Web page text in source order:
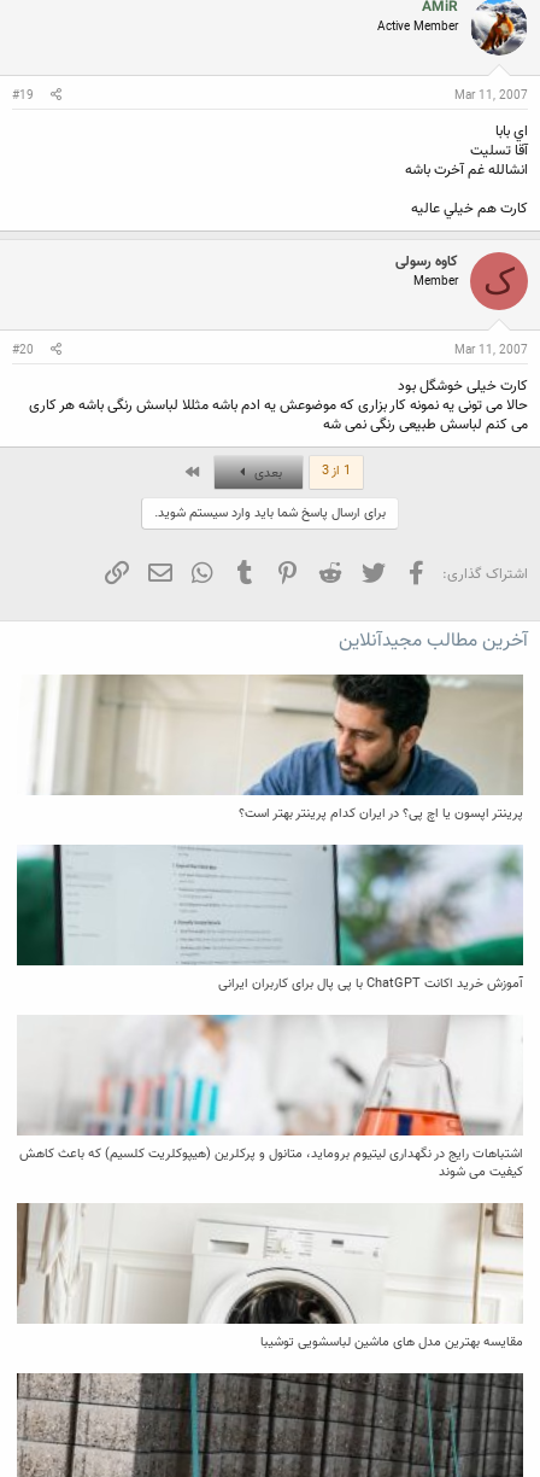
t
i
o
n
:
AMiR
Active Member
Mar 11, 2007
#19
اي بابا
آقا تسليت
انشالله غم آخرت باشه
كارت هم خيلي عاليه
ک کاوه رسولی
Member
Mar 11, 2007
#20
کارت خیلی خوشگل بود
حالا می تونی یه نمونه کار بزاری که موضوعش یه ادم باشه مثللا لباسش رنگی باشه هر کاری
می کنم لباسش طبیعی رنگی نمی شه
1 از 3 بعدی
برای ارسال پاسخ شما باید وارد سیستم شوید.
اشتراک گذاری: فیسبوک تویتر Reddit
Pinterest
Tumblr
WhatsApp
ایمیل
آخرین مطالب مجیدآنلاین
پرینتر اپسون یا اچ پی؟ در ایران کدام پرینتر بهتر است؟
آموزش خرید اکانت ChatGPT با پی پال برای کاربران ایرانی
اشتباهات رایج در نگهداری لیتیوم بروماید، متانول و پرکلرین (هیپوکلریت کلسیم) که باعث کاهش
کیفیت می‌ شوند
مقایسه بهترین مدل ‌های ماشین لباسشویی توشیبا